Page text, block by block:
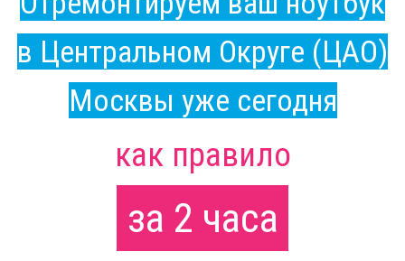
в Центральном Округе (ЦАО)
Москвы уже сегодня
как правило
за 2 часа